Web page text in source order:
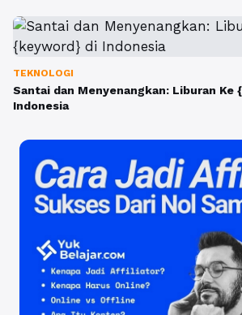
TEKNOLOGI
Santai dan Menyenangkan: Liburan Ke
Indonesia